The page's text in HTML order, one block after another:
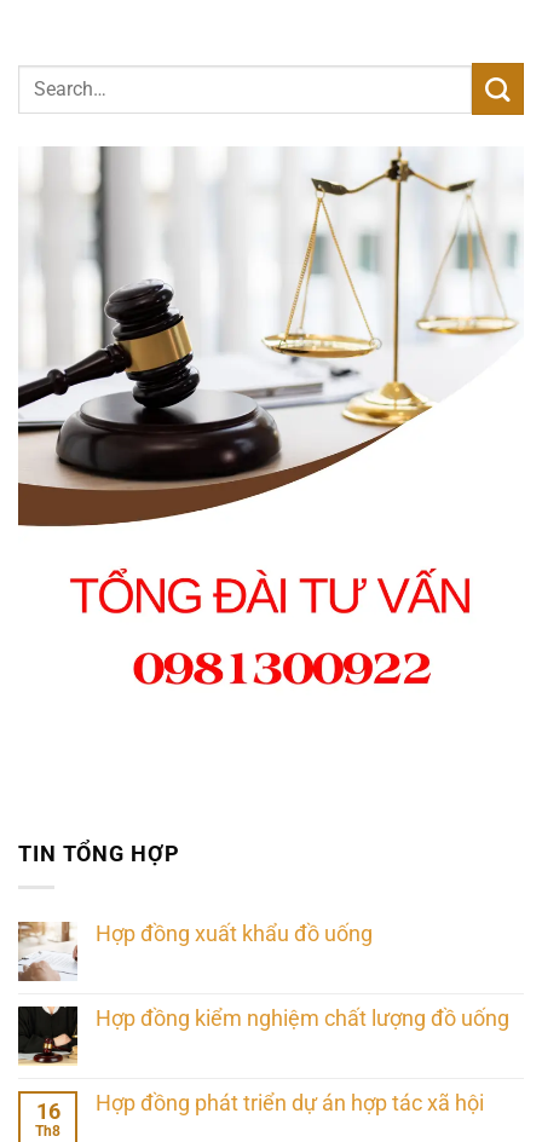
TIN TỔNG HỢP
Hợp đồng xuất khẩu đồ uống
Hợp đồng kiểm nghiệm chất lượng đồ uống
16
Th8
Hợp đồng phát triển dự án hợp tác xã hội